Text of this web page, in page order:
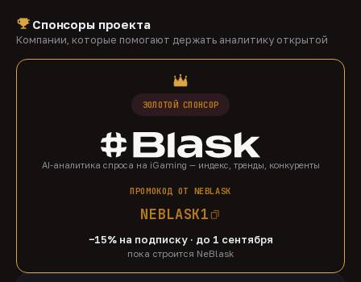
Спонсоры проекта
Компании, которые помогают держать аналитику открытой
ЗОЛОТОЙ СПОНСОР
AI-аналитика спроса на iGaming — индекс, тренды, конкуренты
ПРОМОКОД ОТ NEBLASK
NEBLASK1
−15% на подписку · до 1 сентября
пока строится NeBlask